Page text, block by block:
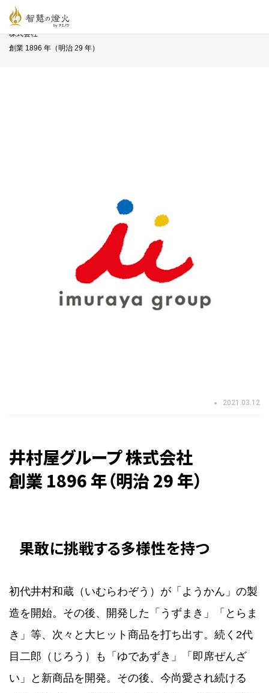
智慧の燈火オンライン
株式会社
創業 1896 年（明治 29 年）
2021.03.12
井村屋グループ 株式会社
創業 1896 年（明治 29 年）
果敢に挑戦する多様性を持つ
初代井村和蔵（いむらわぞう）が「ようかん」の製
造を開始。その後、開発した「うずまき」「とらま
き」等、次々と大ヒット商品を打ち出す。続く2代
目二郎（じろう）も「ゆであずき」「即席ぜんざ
い」と新商品を開発。その後、今尚愛され続ける